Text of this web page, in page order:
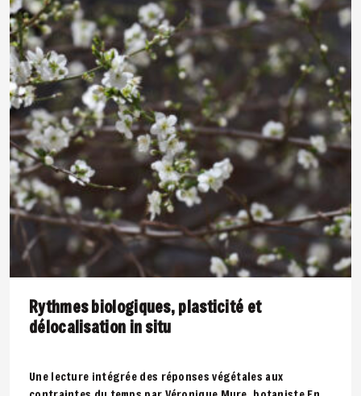
Rythmes biologiques, plasticité et
délocalisation in situ
Une lecture intégrée des réponses végétales aux